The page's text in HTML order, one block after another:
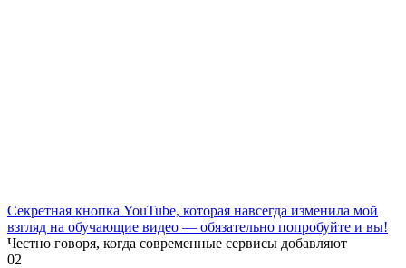
Секретная кнопка YouTube, которая навсегда изменила мой
взгляд на обучающие видео — обязательно попробуйте и вы!
Честно говоря, когда современные сервисы добавляют
02